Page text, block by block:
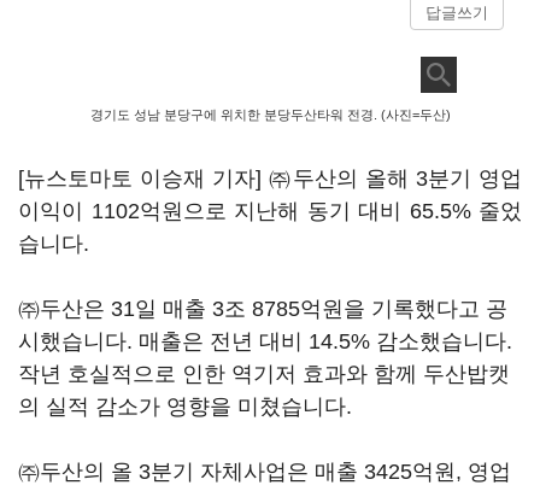
답글쓰기
경기도 성남 분당구에 위치한 분당두산타워 전경. (사진=두산)
[뉴스토마토 이승재 기자] ㈜두산의 올해 3분기 영업
이익이 1102억원으로 지난해 동기 대비 65.5% 줄었
습니다.
㈜두산은 31일 매출 3조 8785억원을 기록했다고 공
시했습니다. 매출은 전년 대비 14.5% 감소했습니다.
작년 호실적으로 인한 역기저 효과와 함께 두산밥캣
의 실적 감소가 영향을 미쳤습니다.
㈜두산의 올 3분기 자체사업은 매출 3425억원, 영업